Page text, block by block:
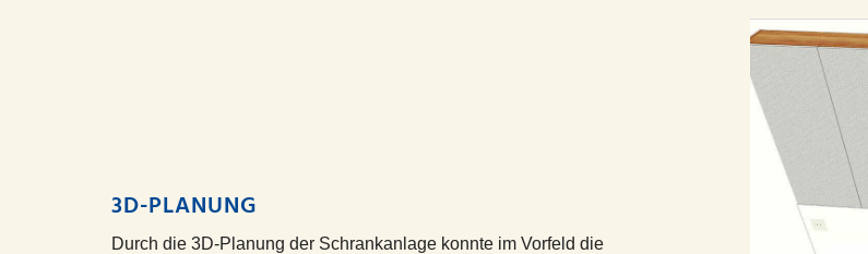
3D-PLANUNG
Durch die 3D-Planung der Schrankanlage konnte im Vorfeld die